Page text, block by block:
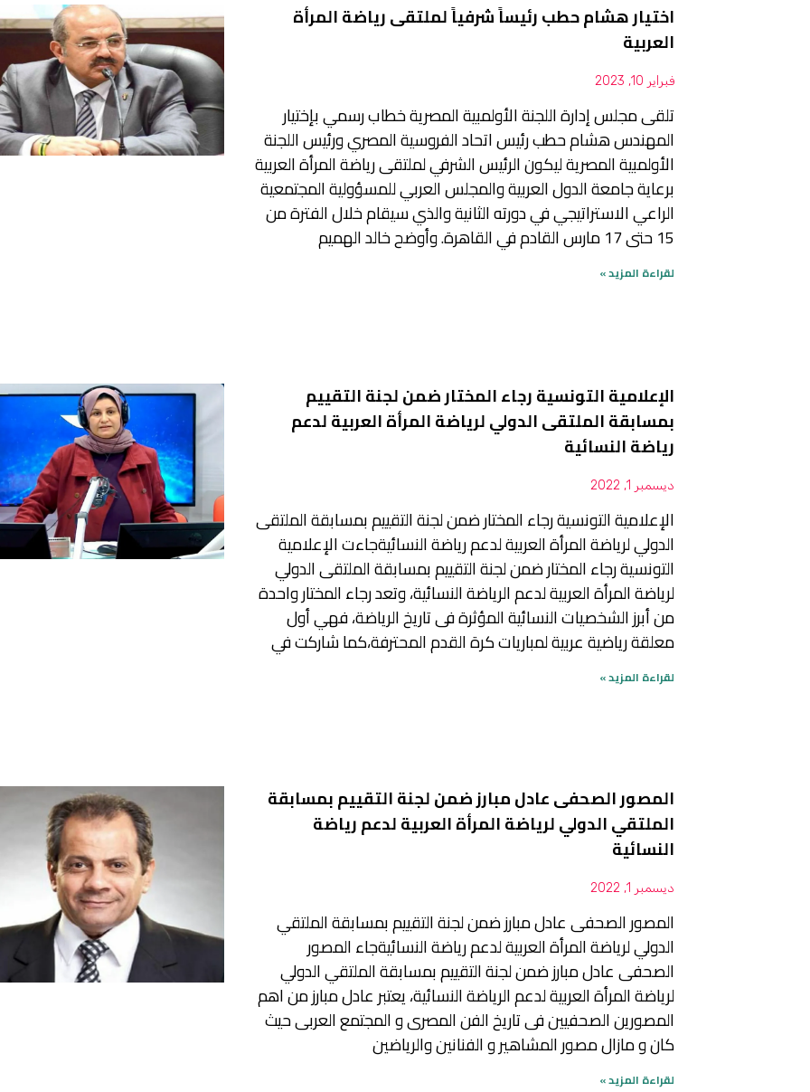
اختيار هشام حطب رئيساً شرفياً لملتقى رياضة المرأة
العربية
فبراير 10, 2023
تلقى مجلس إدارة اللجنة الأولمبية المصرية خطاب رسمي بإختيار
المهندس هشام حطب رئيس اتحاد الفروسية المصري ورئيس اللجنة
الأولمبية المصرية ليكون الرئيس الشرفي لملتقى رياضة المرأة العربية
برعاية جامعة الدول العربية والمجلس العربي للمسؤولية المجتمعية
الراعي الاستراتيجي في دورته الثانية والذي سيقام خلال الفترة من
15 حتى 17 مارس القادم في القاهرة. وأوضح خالد الهميم
لقراءة المزيد »
الإعلامية التونسية رجاء المختار ضمن لجنة التقييم
بمسابقة الملتقى الدولي لرياضة المرأة العربية لدعم
رياضة النسائية
ديسمبر 1, 2022
الإعلامية التونسية رجاء المختار ضمن لجنة التقييم بمسابقة الملتقى
الدولي لرياضة المرأة العربية لدعم رياضة النسائيةجاءت الإعلامية
التونسية رجاء المختار ضمن لجنة التقييم بمسابقة الملتقى الدولي
لرياضة المرأة العربية لدعم الرياضة النسائية، وتعد رجاء المختار واحدة
من أبرز الشخصيات النسائية المؤثرة فى تاريخ الرياضة، فهي أول
معلقة رياضية عربية لمباريات كرة القدم المحترفة،كما شاركت في
لقراءة المزيد »
المصور الصحفى عادل مبارز ضمن لجنة التقييم بمسابقة
الملتقي الدولي لرياضة المرأة العربية لدعم رياضة
النسائية
ديسمبر 1, 2022
المصور الصحفى عادل مبارز ضمن لجنة التقييم بمسابقة الملتقي
الدولي لرياضة المرأة العربية لدعم رياضة النسائيةجاء المصور
الصحفى عادل مبارز ضمن لجنة التقييم بمسابقة الملتقي الدولي
لرياضة المرأة العربية لدعم الرياضة النسائية، يعتبر عادل مبارز من اهم
المصورين الصحفيين فى تاريخ الفن المصرى و المجتمع العربى حيث
كان و مازال مصور المشاهير و الفنانين والرياضين
لقراءة المزيد »